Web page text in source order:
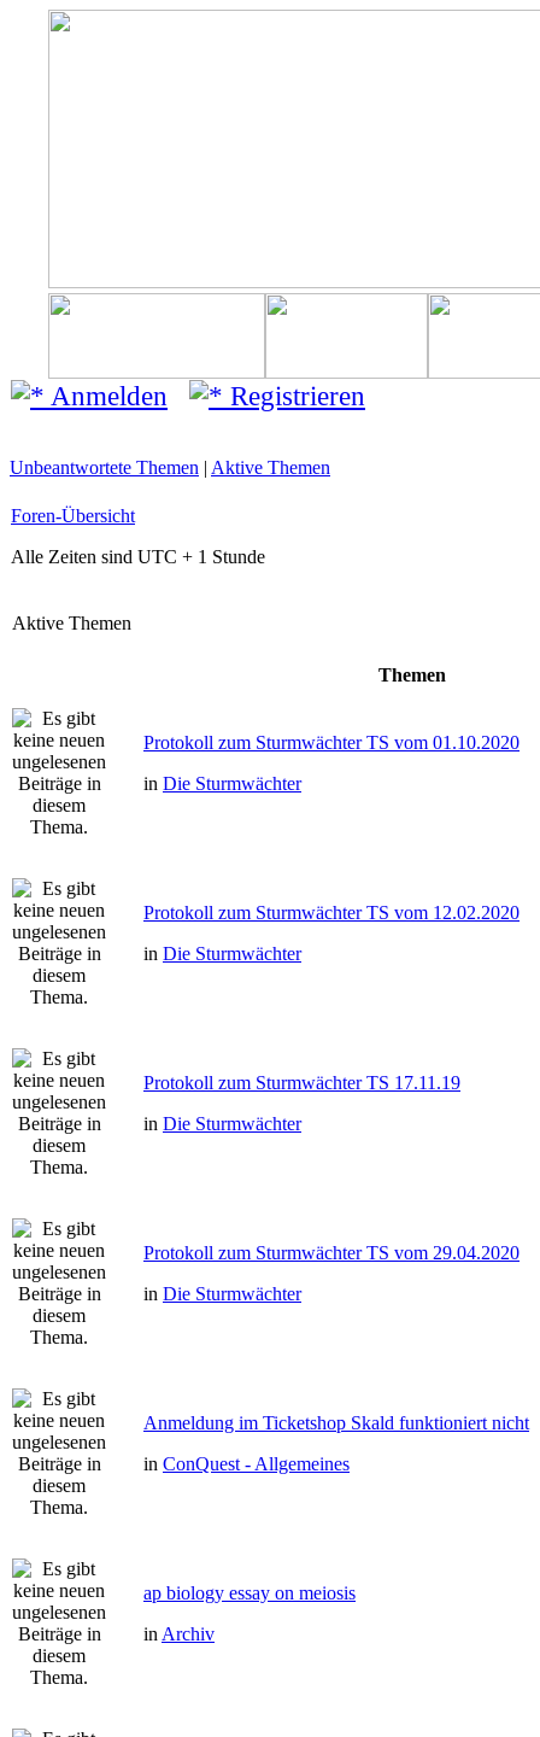
Anmelden Registrieren
Unbeantwortete Themen | Aktive Themen
Foren-Übersicht
Alle Zeiten sind UTC + 1 Stunde
Aktive Themen
Themen
Protokoll zum Sturmwächter TS vom 01.10.2020
in Die Sturmwächter
Protokoll zum Sturmwächter TS vom 12.02.2020
in Die Sturmwächter
Protokoll zum Sturmwächter TS 17.11.19
in Die Sturmwächter
Protokoll zum Sturmwächter TS vom 29.04.2020
in Die Sturmwächter
Anmeldung im Ticketshop Skald funktioniert nicht
in ConQuest - Allgemeines
ap biology essay on meiosis
in Archiv